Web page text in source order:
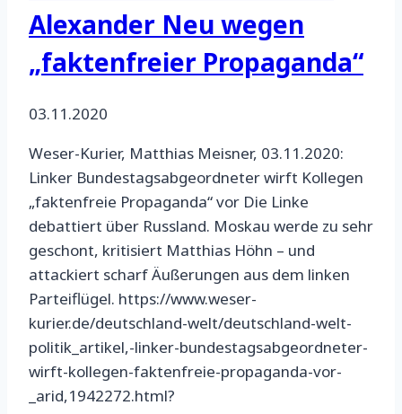
Alexander Neu wegen
„faktenfreier Propaganda“
03.11.2020
Weser-Kurier, Matthias Meisner, 03.11.2020:
Linker Bundestagsabgeordneter wirft Kollegen
„faktenfreie Propaganda“ vor Die Linke
debattiert über Russland. Moskau werde zu sehr
geschont, kritisiert Matthias Höhn – und
attackiert scharf Äußerungen aus dem linken
Parteiflügel. https://www.weser-
kurier.de/deutschland-welt/deutschland-welt-
politik_artikel,-linker-bundestagsabgeordneter-
wirft-kollegen-faktenfreie-propaganda-vor-
_arid,1942272.html?